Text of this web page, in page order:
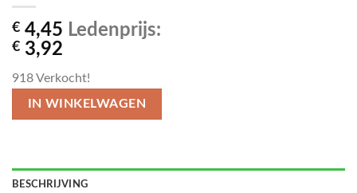
€ 4,45 Ledenprijs:
€ 3,92
918Verkocht!
IN WINKELWAGEN
BESCHRIJVING